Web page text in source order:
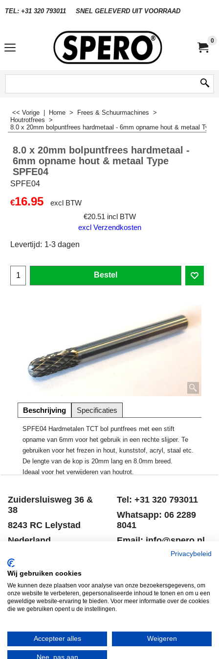
TEL: +31 320 793011 SNEL GELEVERD UIT VOORRAAD
0
<< Vorige Home > Frees & Schuurmachines >
Houtrotfrees >
8.0 x 20mm bolpuntfrees hardmetaal - 6mm opname hout & metaal Type
8.0 x 20mm bolpuntfrees hardmetaal -
6mm opname hout & metaal Type
SPFE04
SPFE04
€16.95
excl BTW
€20.51 incl BTW
excl Verzendkosten
Levertijd: 1-3 dagen
Bestel
Beschrijving Specificaties
SPFE04 Hardmetalen TCT bol puntfrees met een stift
opname van 6mm voor het gebruik in een rechte slijper. Te
gebruiken voor het frezen in hout, kunststof, acryl, staal etc.
De lengte van de kop is 20mm lang en 8.0mm breed.
Ideaal voor het verwijderen van houtrot.
Zuidersluisweg 36 &
38
8243 RC Lelystad
Nederland
Informatie
Tel: +31 320 793011
Whatsapp: 06 2289
8041
Email: info@spero.nl
Winkelmandje
Contact
Voorwaarden
Winkelmandje
Belgie
Privacybeleid
Wij gebruiken cookies
We kunnen deze plaatsen voor analyse van onze bezoekersgegevens, om
onze website te verbeteren, gepersonaliseerde inhoud te tonen en om u een
geweldige website-ervaring te bieden. Voor meer informatie over de cookies
die we gebruiken opent u de instellingen.
Accepteer alles Weigeren
Nee, pas aan